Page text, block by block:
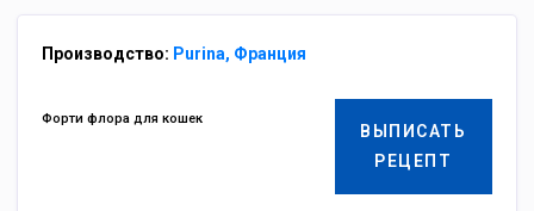
Производство: Purina, Франция
ВЫПИСАТЬ
РЕЦЕПТ
Форти флора для кошек